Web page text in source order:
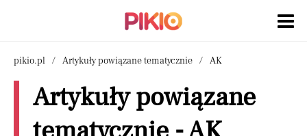
pikio.pl Artykuły powiązane tematycznie AK
Artykuły powiązane